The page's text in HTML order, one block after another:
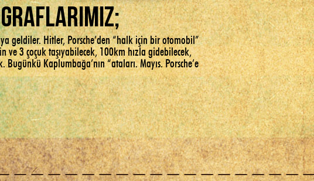
geldiler. Hitler, Porsche’den “halk için bir otomobil”
ve 3 çoçuk taşıyabilecek, 100km hızla gidebilecek,
Kaplumbağa’nın “ataları. Mayıs. Porsche’e